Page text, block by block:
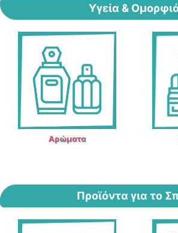
Αρώματα
Υγεία &
Προϊόντα για το